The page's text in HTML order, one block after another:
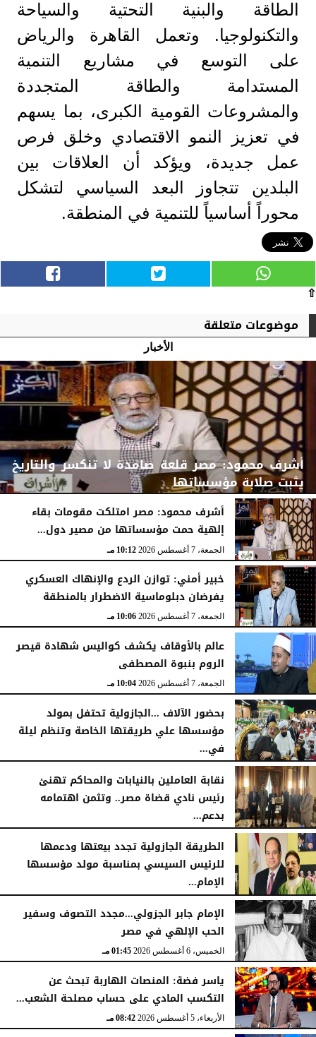
الطاقة والبنية التحتية والسياحة
والتكنولوجيا. وتعمل القاهرة والرياض
على التوسع في مشاريع التنمية
المستدامة والطاقة المتجددة
والمشروعات القومية الكبرى، بما يسهم
في تعزيز النمو الاقتصادي وخلق فرص
عمل جديدة، ويؤكد أن العلاقات بين
البلدين تتجاوز البعد السياسي لتشكل
محوراً أساسياً للتنمية في المنطقة.
⇧
موضوعات متعلقة
الأخبار
أشرف محمود: مصر قلعة صامدة لا تنكسر والتاريخ
يثبت صلابة مؤسساتها
الجمعة، 7 أغسطس 2026 10:15 مـ
أشرف محمود: مصر امتلكت مقومات بقاء
إلهية حمت مؤسساتها من مصير دول...
الجمعة، 7 أغسطس 2026 10:12 مـ
خبير أمني: توازن الردع والإنهاك العسكري
يفرضان دبلوماسية الاضطرار بالمنطقة
الجمعة، 7 أغسطس 2026 10:06 مـ
عالم بالأوقاف يكشف كواليس شهادة قيصر
الروم بنبوة المصطفى
الجمعة، 7 أغسطس 2026 10:04 مـ
بحضور الآلاف ...الجازولية تحتفل بمولد
مؤسسها علي طريقتها الخاصة وتنظم ليلة
في...
الجمعة، 7 أغسطس 2026
نقابة العاملين بالنيابات والمحاكم تهنئ
رئيس نادي قضاة مصر.. وتثمن اهتمامه
بدعم...
الخميس، 6 أغسطس 2026
الطريقة الجازولية تجدد بيعتها ودعمها
للرئيس السيسي بمناسبة مولد مؤسسها
الإمام...
الخميس، 6 أغسطس 2026
الإمام جابر الجزولي...مجدد التصوف وسفير
الحب الإلهي في مصر
الخميس، 6 أغسطس 2026 01:45 مـ
ياسر فضة: المنصات الهاربة تبحث عن
التكسب المادي على حساب مصلحة الشعب...
الأربعاء، 5 أغسطس 2026 08:42 مـ